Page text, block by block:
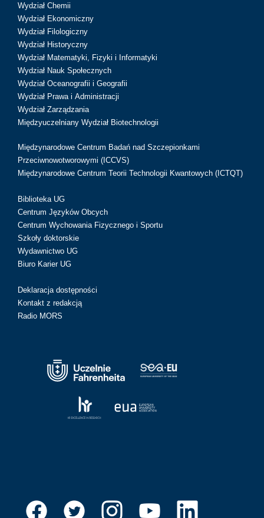
Wydział Chemii
Wydział Ekonomiczny
Wydział Filologiczny
Wydział Historyczny
Wydział Matematyki, Fizyki i Informatyki
Wydział Nauk Społecznych
Wydział Oceanografii i Geografii
Wydział Prawa i Administracji
Wydział Zarządzania
Międzyuczelniany Wydział Biotechnologii
Międzynarodowe Centrum Badań nad Szczepionkami
Przeciwnowotworowymi (ICCVS)
Międzynarodowe Centrum Teorii Technologii Kwantowych (ICTQT)
Biblioteka UG
Centrum Języków Obcych
Centrum Wychowania Fizycznego i Sportu
Szkoły doktorskie
Wydawnictwo UG
Biuro Karier UG
Deklaracja dostępności
Kontakt z redakcją
Radio MORS